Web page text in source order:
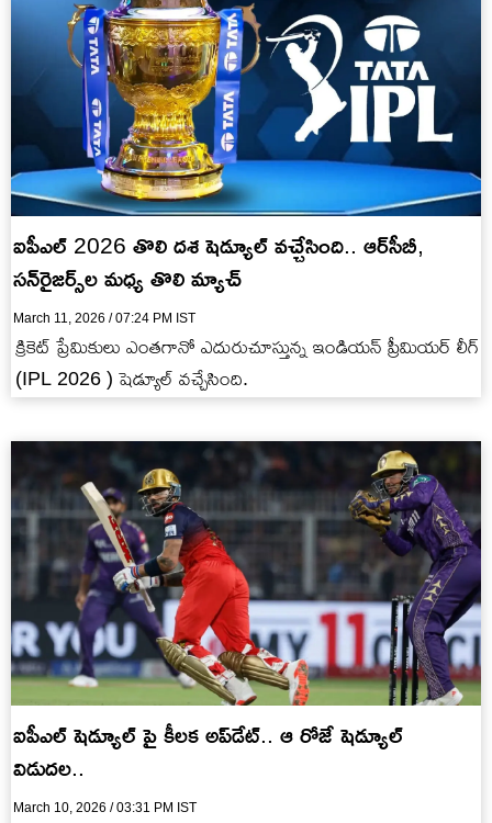
ఐపీఎల్ 2026 తొలి ద‌శ‌ షెడ్యూల్ వ‌చ్చేసింది.. ఆర్‌సీబీ,
స‌న్‌రైజ‌ర్స్‌ల మ‌ధ్య తొలి మ్యాచ్‌
March 11, 2026 / 07:24 PM IST
క్రికెట్ ప్రేమికులు ఎంత‌గానో ఎదురుచూస్తున్న ఇండియ‌న్ ప్రీమియ‌ర్ లీగ్
(IPL 2026 ) షెడ్యూల్ వ‌చ్చేసింది.
ఐపీఎల్ షెడ్యూల్ పై కీల‌క అప్‌డేట్‌.. ఆ రోజే షెడ్యూల్
విడుద‌ల‌..
March 10, 2026 / 03:31 PM IST